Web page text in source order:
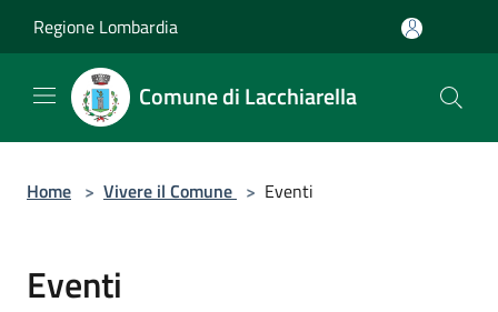
Regione Lombardia
Comune di Lacchiarella
Home > Vivere il Comune > Eventi
Eventi